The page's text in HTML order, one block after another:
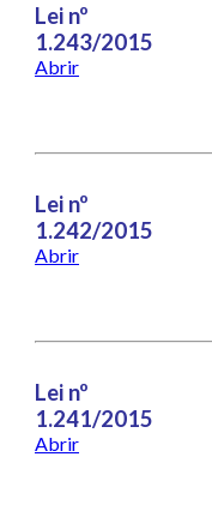
Lei nº
1.243/2015
Abrir
Lei nº
1.242/2015
Abrir
Lei nº
1.241/2015
Abrir